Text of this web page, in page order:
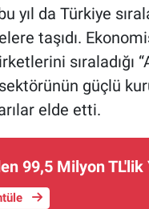
yıl da Türkiye
taşıdı.
sıraladığı
güçlü
elde etti.
99,5 Milyon TL'lik